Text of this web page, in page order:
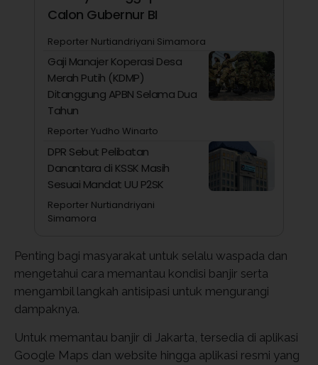
Calon Gubernur BI
Reporter Nurtiandriyani Simamora
Gaji Manajer Koperasi Desa
Merah Putih (KDMP)
Ditanggung APBN Selama Dua
Tahun
Reporter Yudho Winarto
DPR Sebut Pelibatan
Danantara di KSSK Masih
Sesuai Mandat UU P2SK
Reporter Nurtiandriyani
Simamora
Penting bagi masyarakat untuk selalu waspada dan
mengetahui cara memantau kondisi banjir serta
mengambil langkah antisipasi untuk mengurangi
dampaknya.
Untuk memantau banjir di Jakarta, tersedia di aplikasi
Google Maps dan website hingga aplikasi resmi yang